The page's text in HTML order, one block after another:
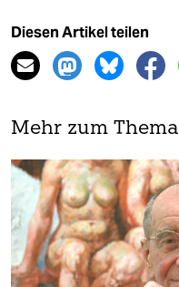
Diesen Artikel teilen
Mehr zum Thema